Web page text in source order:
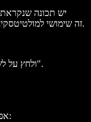
Windows. זה שימושי למולטיטסקינג או להאזנה נוחה בלי לקרוא מהמסך.
פתח את Microsoft Outlook ולחץ על לשונית "קובץ".
אפשר לשלוט בהקראה עם קיצורי המקשים הבאים: